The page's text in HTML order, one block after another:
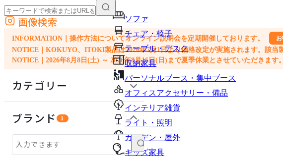
ソファ
チェア・椅子
テーブル・デスク
収納家具
パーソナルブース・集中ブース
オフィスアクセサリー・備品
インテリア雑貨
ライト・照明
ガーデン・屋外
キッズ家具
外部サイトの商品をカートに追加
他のサイトで見つけた商品ページのURLを貼り付けて、カートに追加できます
画像検索
INFORMATION｜操作方法についてオンライン説明会を定期開催しております。
NOTICE｜KOKUYO、ITOKI製品は2026年7月1日より価格改定が実施されます。該当
NOTICE｜2026年8月8日(土) ～ 2026年8月16日(日)まで夏季休業とさせていただきます。
カテゴリー
ブランド 1